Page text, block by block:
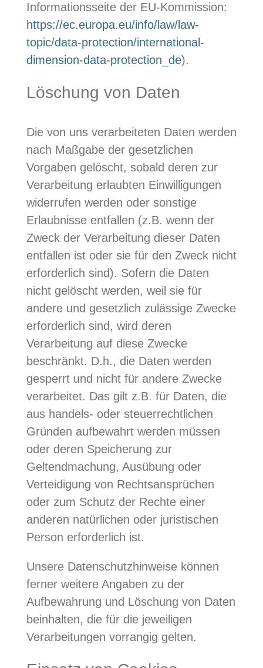
Informationsseite der EU-Kommission:
https://ec.europa.eu/info/law/law-
topic/data-protection/international-
dimension-data-protection_de).
Löschung von Daten
Die von uns verarbeiteten Daten werden
nach Maßgabe der gesetzlichen
Vorgaben gelöscht, sobald deren zur
Verarbeitung erlaubten Einwilligungen
widerrufen werden oder sonstige
Erlaubnisse entfallen (z.B. wenn der
Zweck der Verarbeitung dieser Daten
entfallen ist oder sie für den Zweck nicht
erforderlich sind). Sofern die Daten
nicht gelöscht werden, weil sie für
andere und gesetzlich zulässige Zwecke
erforderlich sind, wird deren
Verarbeitung auf diese Zwecke
beschränkt. D.h., die Daten werden
gesperrt und nicht für andere Zwecke
verarbeitet. Das gilt z.B. für Daten, die
aus handels- oder steuerrechtlichen
Gründen aufbewahrt werden müssen
oder deren Speicherung zur
Geltendmachung, Ausübung oder
Verteidigung von Rechtsansprüchen
oder zum Schutz der Rechte einer
anderen natürlichen oder juristischen
Person erforderlich ist.
Unsere Datenschutzhinweise können
ferner weitere Angaben zu der
Aufbewahrung und Löschung von Daten
beinhalten, die für die jeweiligen
Verarbeitungen vorrangig gelten.